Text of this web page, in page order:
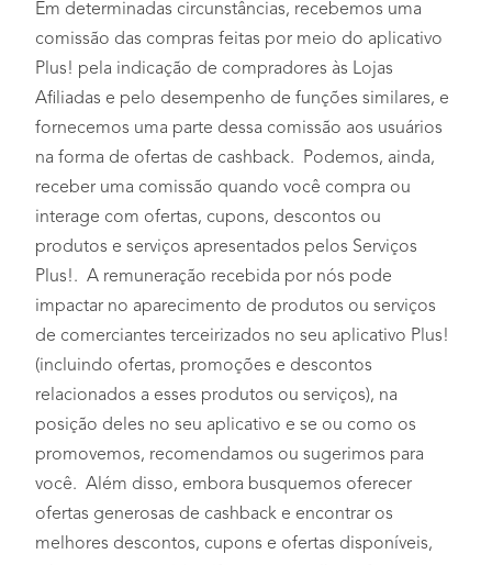
Em determinadas circunstâncias, recebemos uma
comissão das compras feitas por meio do aplicativo
Plus! pela indicação de compradores às Lojas
Afiliadas e pelo desempenho de funções similares, e
fornecemos uma parte dessa comissão aos usuários
na forma de ofertas de cashback. Podemos, ainda,
receber uma comissão quando você compra ou
interage com ofertas, cupons, descontos ou
produtos e serviços apresentados pelos Serviços
Plus!. A remuneração recebida por nós pode
impactar no aparecimento de produtos ou serviços
de comerciantes terceirizados no seu aplicativo Plus!
(incluindo ofertas, promoções e descontos
relacionados a esses produtos ou serviços), na
posição deles no seu aplicativo e se ou como os
promovemos, recomendamos ou sugerimos para
você. Além disso, embora busquemos oferecer
ofertas generosas de cashback e encontrar os
melhores descontos, cupons e ofertas disponíveis,